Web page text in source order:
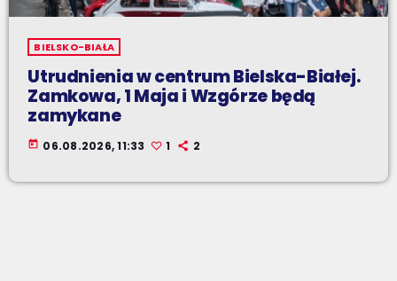
BIELSKO-BIAŁA
Utrudnienia w centrum Bielska-Białej.
Zamkowa, 1 Maja i Wzgórze będą
zamykane
today 06.08.2026, 11:33 1 2